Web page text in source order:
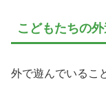
こどもたちの
外で遊んでいるこ